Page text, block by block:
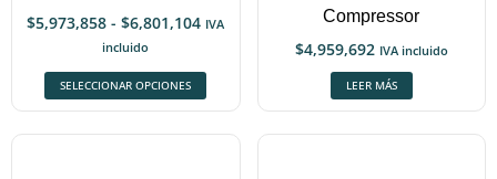
$5,973,858 - $6,801,104 IVA
incluido
SELECCIONAR OPCIONES
Compressor
$4,959,692 IVA incluido
LEER MÁS